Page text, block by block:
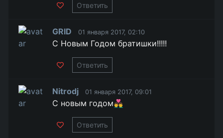
Ответить
GRID 01 января 2017, 02:10
С Новым Годом братишки!!!!!
Ответить
Nitrodj 01 января 2017, 09:01
С новым годом👨‍❤️‍👨
Ответить